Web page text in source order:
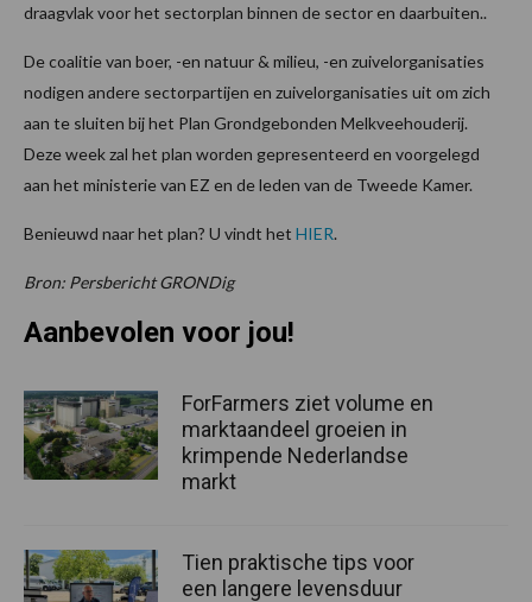
draagvlak voor het sectorplan binnen de sector en daarbuiten..
De coalitie van boer, -en natuur & milieu, -en zuivelorganisaties
nodigen andere sectorpartijen en zuivelorganisaties uit om zich
aan te sluiten bij het Plan Grondgebonden Melkveehouderij.
Deze week zal het plan worden gepresenteerd en voorgelegd
aan het ministerie van EZ en de leden van de Tweede Kamer.
Benieuwd naar het plan? U vindt het HIER.
Bron: Persbericht GRONDig
Aanbevolen voor jou!
ForFarmers ziet volume en
marktaandeel groeien in
krimpende Nederlandse
markt
Tien praktische tips voor
een langere levensduur